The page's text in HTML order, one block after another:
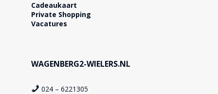
Cadeaukaart
Private Shopping
Vacatures
WAGENBERG2-WIELERS.NL
024 – 6221305